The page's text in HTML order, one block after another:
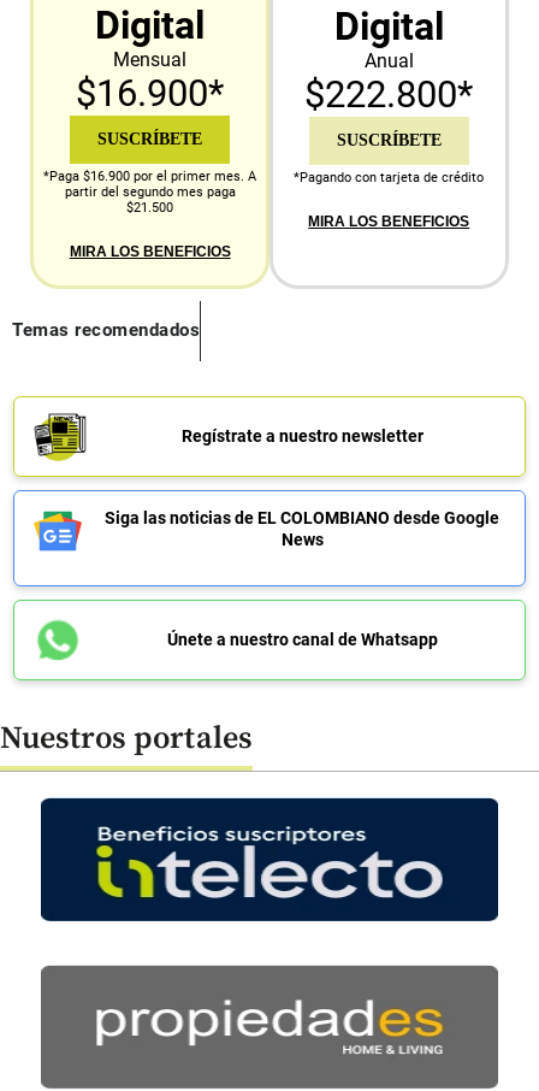
Digital
Mensual
$16.900*
SUSCRÍBETE
*Paga $16.900 por el primer mes. A
partir del segundo mes paga
$21.500
MIRA LOS BENEFICIOS
Digital
Anual
$222.800*
SUSCRÍBETE
*Pagando con tarjeta de crédito
MIRA LOS BENEFICIOS
Temas recomendados
Regístrate a nuestro newsletter
Siga las noticias de EL COLOMBIANO desde Google
News
Únete a nuestro canal de Whatsapp
Nuestros portales